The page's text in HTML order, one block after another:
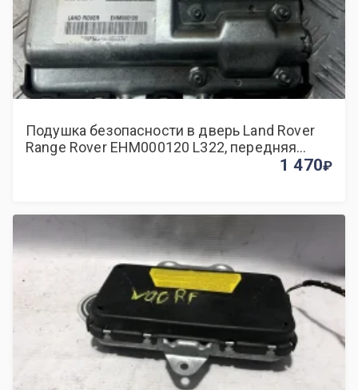
Подушка безопасности в дверь Land Rover
Range Rover EHM000120 L322, передняя
1 470